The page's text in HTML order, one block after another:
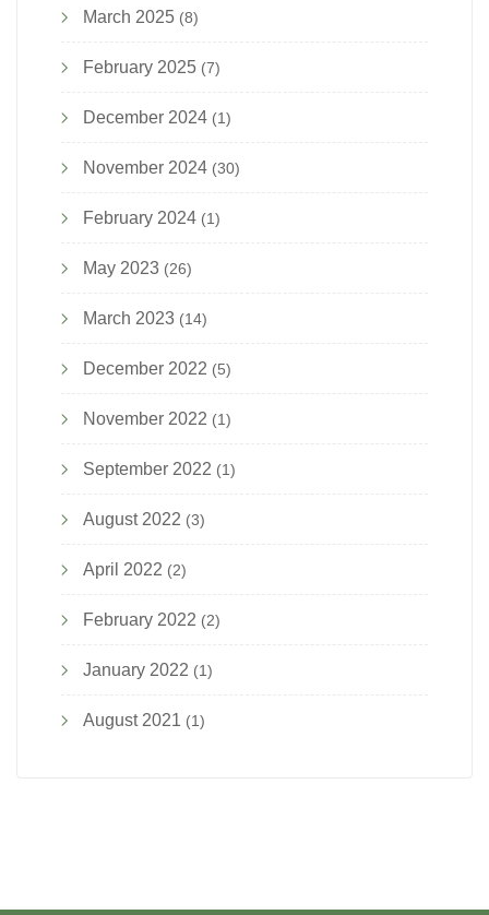
March 2025 (8)
February 2025 (7)
December 2024 (1)
November 2024 (30)
February 2024 (1)
May 2023 (26)
March 2023 (14)
December 2022 (5)
November 2022 (1)
September 2022 (1)
August 2022 (3)
April 2022 (2)
February 2022 (2)
January 2022 (1)
August 2021 (1)